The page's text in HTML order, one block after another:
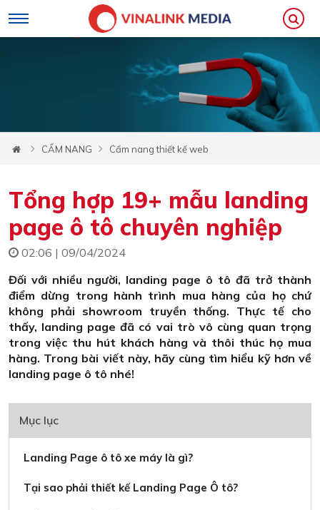
CẨM NANG Cẩm nang thiết kế web
Tổng hợp 19+ mẫu landing
page ô tô chuyên nghiệp
02:06 | 09/04/2024
Đối với nhiều người, landing page ô tô đã trở thành
điểm dừng trong hành trình mua hàng của họ chứ
không phải showroom truyền thống. Thực tế cho
thấy, landing page đã có vai trò vô cùng quan trọng
trong việc thu hút khách hàng và thôi thúc họ mua
hàng. Trong bài viết này, hãy cùng tìm hiểu kỹ hơn về
landing page ô tô nhé!
Mục lục
Landing Page ô tô xe máy là gì?
Tại sao phải thiết kế Landing Page Ô tô?